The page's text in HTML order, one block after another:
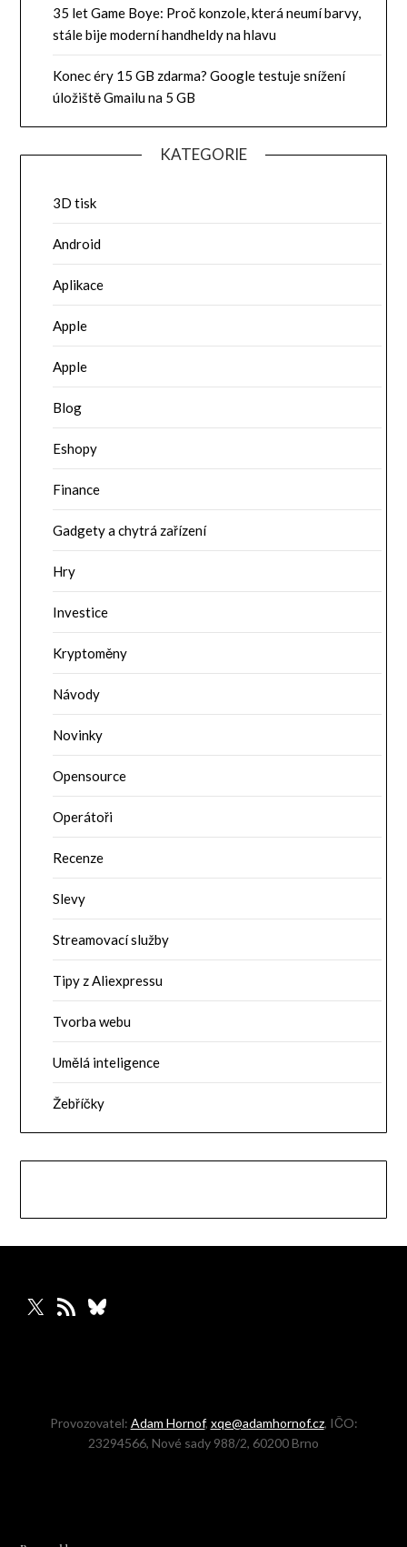
35 let Game Boye: Proč konzole, která neumí barvy,
stále bije moderní handheldy na hlavu
Konec éry 15 GB zdarma? Google testuje snížení
úložiště Gmailu na 5 GB
KATEGORIE
3D tisk
Android
Aplikace
Apple
Apple
Blog
Eshopy
Finance
Gadgety a chytrá zařízení
Hry
Investice
Kryptoměny
Návody
Novinky
Opensource
Operátoři
Recenze
Slevy
Streamovací služby
Tipy z Aliexpressu
Tvorba webu
Umělá inteligence
Žebříčky
X RSS zdrojBluesky
Provozovatel: Adam Hornof, xqe@adamhornof.cz, IČO:
23294566, Nové sady 988/2, 60200 Brno